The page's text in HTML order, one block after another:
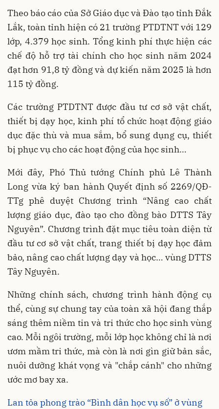
Theo báo cáo của Sở Giáo dục và Đào tạo tỉnh Đắk
Lắk, toàn tỉnh hiện có 21 trường PTDTNT với 129
lớp, 4.379 học sinh. Tổng kinh phí thực hiện các
chế độ hỗ trợ tài chính cho học sinh năm 2024
đạt hơn 91,8 tỷ đồng và dự kiến năm 2025 là hơn
115 tỷ đồng.
Các trường PTDTNT được đầu tư cơ sở vật chất,
thiết bị dạy học, kinh phí tổ chức hoạt động giáo
dục đặc thù và mua sắm, bổ sung dụng cụ, thiết
bị phục vụ cho các hoạt động của học sinh…
Mới đây, Phó Thủ tướng Chính phủ Lê Thành
Long vừa ký ban hành Quyết định số 2269/QĐ-
TTg phê duyệt Chương trình “Nâng cao chất
lượng giáo dục, đào tạo cho đồng bào DTTS Tây
Nguyên”. Chương trình đặt mục tiêu toàn diện từ
đầu tư cơ sở vật chất, trang thiết bị dạy học đảm
bảo, nâng cao chất lượng dạy và học… vùng DTTS
Tây Nguyên.
Những chính sách, chương trình hành động cụ
thể, cùng sự chung tay của toàn xã hội đang thắp
sáng thêm niềm tin và tri thức cho học sinh vùng
cao. Mỗi ngôi trường, mỗi lớp học không chỉ là nơi
ươm mầm tri thức, mà còn là nơi gìn giữ bản sắc,
nuôi dưỡng khát vọng và "chắp cánh" cho những
ước mơ bay xa.
Lan tỏa phong trào “Bình dân học vụ số” ở vùng